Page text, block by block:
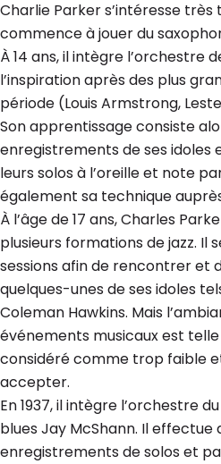
Charlie Parker s’intéresse
commence à jouer du
À 14 ans, il intègre l’orchestre
l’inspiration après des plus
période (Louis Armstrong,
Son apprentissage consiste
enregistrements de ses idoles
leurs solos à l’oreille et note
également sa technique
À l’âge de 17 ans, Charles
plusieurs formations de jazz. Il
sessions afin de rencontrer et
quelques-unes de ses idoles
Coleman Hawkins. Mais
événements musicaux est
considéré comme trop faible
accepter.
En 1937, il intègre l’orchestre
blues Jay McShann. Il effectue
enregistrements de solos et